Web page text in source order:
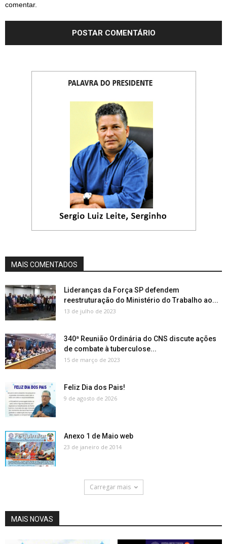
comentar.
MAIS COMENTADOS
Lideranças da Força SP defendem
reestruturação do Ministério do Trabalho ao...
13 de julho de 2023
340ª Reunião Ordinária do CNS discute ações
de combate à tuberculose...
15 de março de 2023
Feliz Dia dos Pais!
9 de agosto de 2026
Anexo 1 de Maio web
23 de janeiro de 2014
Carregar mais
MAIS NOVAS